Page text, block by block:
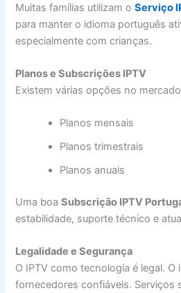
Muitas famílias utilizam oServiço
para manter o idioma português
especialmente com crianças.
Planos e Subscrições IPTV
Existem várias opções no
Planos mensais
Planos trimestrais
Planos anuais
Uma boaSubscrição IPTV
estabilidade, suporte técnico e
Legalidade e Segurança
O IPTV como tecnologia é legal.
fornecedores confiáveis. Serviços